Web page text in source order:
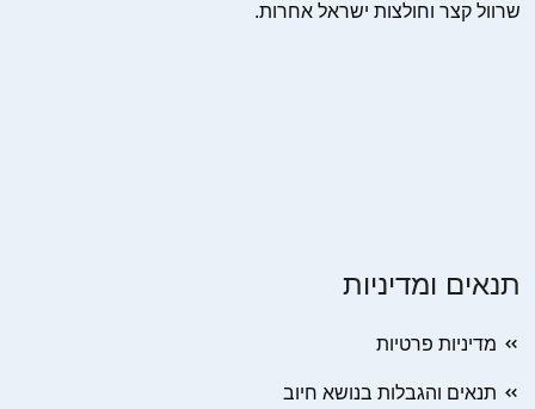
שרוול קצר וחולצות ישראל אחרות.
תנאים ומדיניות
מדיניות פרטיות
תנאים והגבלות בנושא חיוב